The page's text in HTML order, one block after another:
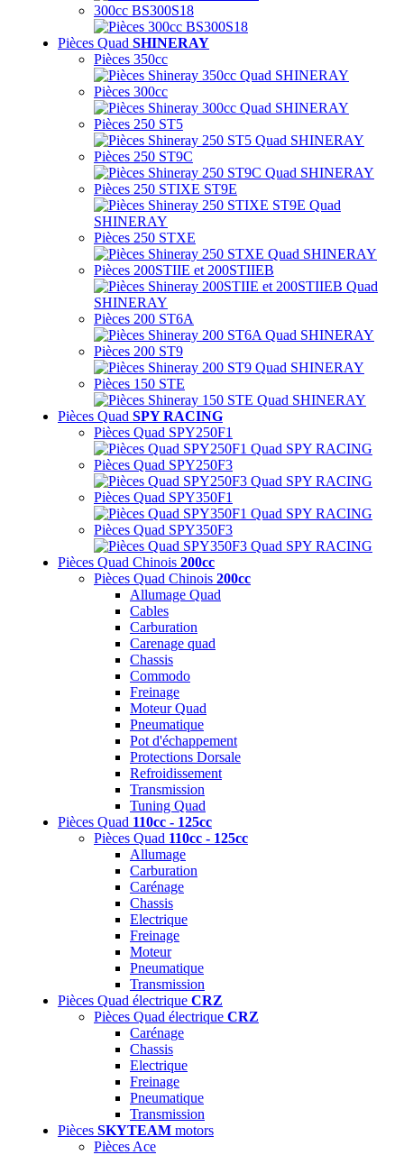
300cc BS300S18
Pièces Quad SHINERAY
Pièces 350cc
Pièces 300cc
Pièces 250 ST5
Pièces 250 ST9C
Pièces 250 STIXE ST9E
Pièces 250 STXE
Pièces 200STIIE et 200STIIEB
Pièces 200 ST6A
Pièces 200 ST9
Pièces 150 STE
Pièces Quad SPY RACING
Pièces Quad SPY250F1
Pièces Quad SPY250F3
Pièces Quad SPY350F1
Pièces Quad SPY350F3
Pièces Quad Chinois 200cc
Pièces Quad Chinois 200cc
Allumage Quad
Cables
Carburation
Carenage quad
Chassis
Commodo
Freinage
Moteur Quad
Pneumatique
Pot d'échappement
Protections Dorsale
Refroidissement
Transmission
Tuning Quad
Pièces Quad 110cc - 125cc
Pièces Quad 110cc - 125cc
Allumage
Carburation
Carénage
Chassis
Electrique
Freinage
Moteur
Pneumatique
Transmission
Pièces Quad électrique CRZ
Pièces Quad électrique CRZ
Carénage
Chassis
Electrique
Freinage
Pneumatique
Transmission
Pièces SKYTEAM motors
Pièces Ace